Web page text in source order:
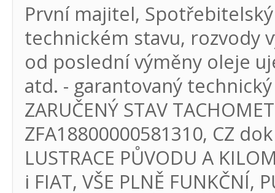
První majitel,
technickém stavu, rozvody
od poslední výměny oleje
atd. - garantovaný
ZARUČENÝ STAV
ZFA18800000581310, CZ
LUSTRACE PŮVODU A
i FIAT, VŠE PLNĚ FUNKČNÍ,